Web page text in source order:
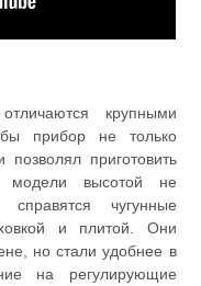
крупными
прибор не только
приготовить
модели высотой не
чугунные
и плитой. Они
но стали удобнее в
на регулирующие